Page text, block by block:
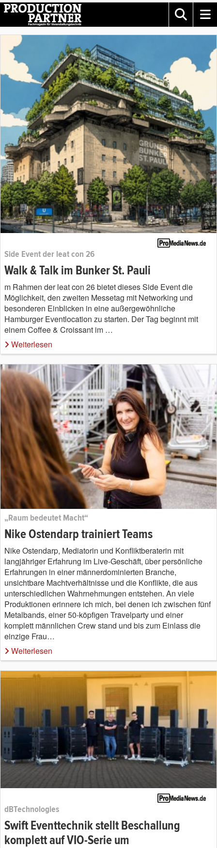
Side Event der leat con 26
Walk & Talk im Bunker St. Pauli
m Rahmen der leat con 26 bietet dieses Side Event die
Möglichkeit, den zweiten Messetag mit Networking und
besonderen Einblicken in eine außergewöhnliche
Hamburger Eventlocation zu starten. Der Tag beginnt mit
einem Coffee & Croissant im …
Weiterlesen
„Raum bedeutet Macht“
Nike Ostendarp trainiert Teams
Nike Ostendarp, Mediatorin und Konfliktberaterin mit
langjähriger Erfahrung im Live-Geschäft, über persönliche
Erfahrungen in einer männerdominierten Branche,
unsichtbare Machtverhältnisse und die Konflikte, die aus
unterschiedlichen Wahrnehmungen entstehen. An viele
Produktionen erinnere ich mich, bei denen ich zwischen fünf
Metalbands, einer 50-köpfigen Travelparty und einer
komplett männlichen Crew stand und bis zum Einlass die
einzige Frau…
Weiterlesen
dBTechnologies
Swift Eventtechnik stellt Beschallung
komplett auf VIO-Serie um